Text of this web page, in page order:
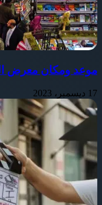
موعد ومكان معرض
17 ديسمبر، 2023